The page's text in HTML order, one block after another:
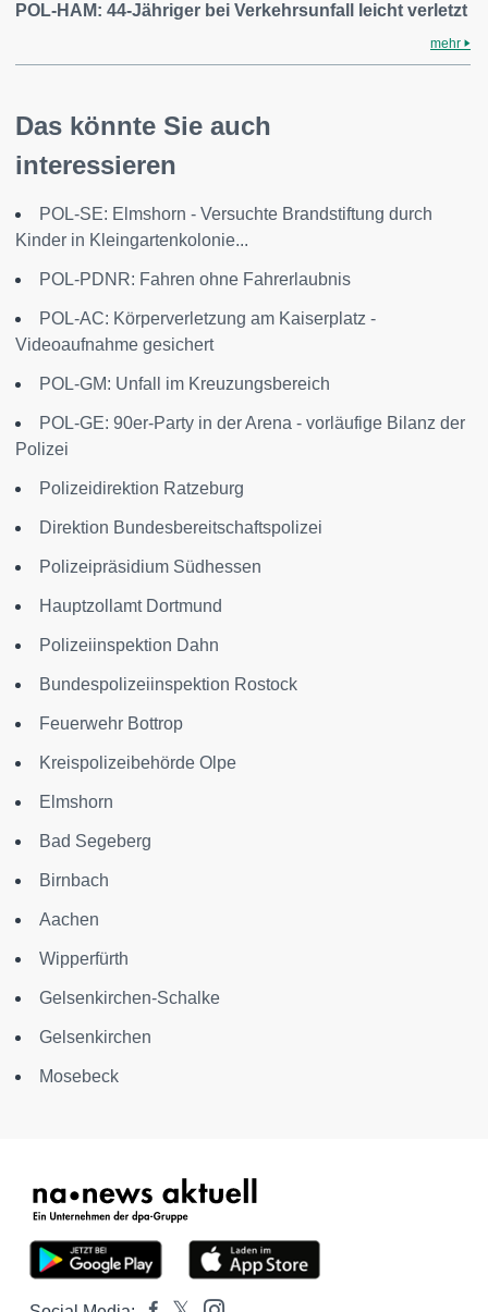
POL-HAM: 44-Jähriger bei Verkehrsunfall leicht verletzt
mehr
Das könnte Sie auch
interessieren
POL-SE: Elmshorn - Versuchte Brandstiftung durch
Kinder in Kleingartenkolonie...
POL-PDNR: Fahren ohne Fahrerlaubnis
POL-AC: Körperverletzung am Kaiserplatz -
Videoaufnahme gesichert
POL-GM: Unfall im Kreuzungsbereich
POL-GE: 90er-Party in der Arena - vorläufige Bilanz der
Polizei
Polizeidirektion Ratzeburg
Direktion Bundesbereitschaftspolizei
Polizeipräsidium Südhessen
Hauptzollamt Dortmund
Polizeiinspektion Dahn
Bundespolizeiinspektion Rostock
Feuerwehr Bottrop
Kreispolizeibehörde Olpe
Elmshorn
Bad Segeberg
Birnbach
Aachen
Wipperfürth
Gelsenkirchen-Schalke
Gelsenkirchen
Mosebeck